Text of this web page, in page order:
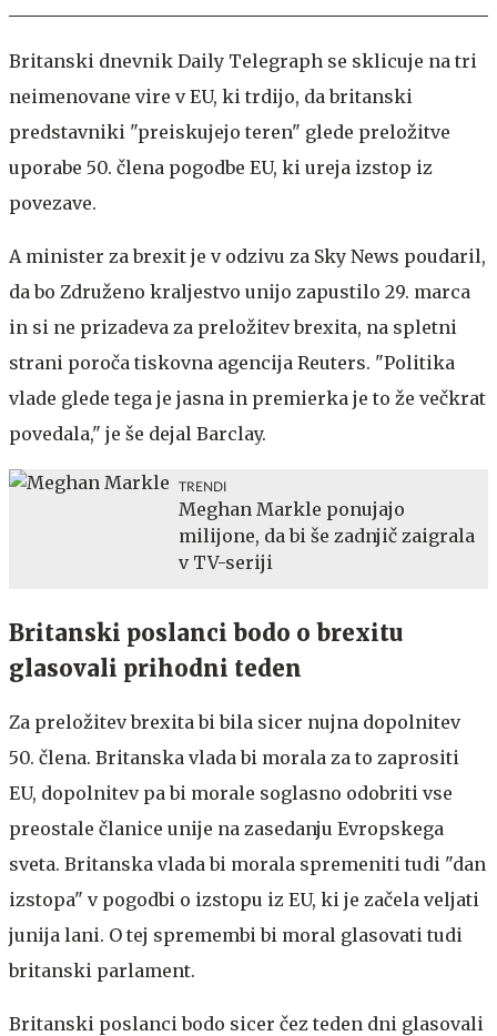
Britanski dnevnik Daily Telegraph se sklicuje na tri
neimenovane vire v EU, ki trdijo, da britanski
predstavniki "preiskujejo teren" glede preložitve
uporabe 50. člena pogodbe EU, ki ureja izstop iz
povezave.
A minister za brexit je v odzivu za Sky News poudaril,
da bo Združeno kraljestvo unijo zapustilo 29. marca
in si ne prizadeva za preložitev brexita, na spletni
strani poroča tiskovna agencija Reuters. "Politika
vlade glede tega je jasna in premierka je to že večkrat
povedala," je še dejal Barclay.
TRENDI
Meghan Markle ponujajo
milijone, da bi še zadnjič zaigrala
v TV-seriji
Britanski poslanci bodo o brexitu
glasovali prihodni teden
Za preložitev brexita bi bila sicer nujna dopolnitev
50. člena. Britanska vlada bi morala za to zaprositi
EU, dopolnitev pa bi morale soglasno odobriti vse
preostale članice unije na zasedanju Evropskega
sveta. Britanska vlada bi morala spremeniti tudi "dan
izstopa" v pogodbi o izstopu iz EU, ki je začela veljati
junija lani. O tej spremembi bi moral glasovati tudi
britanski parlament.
Britanski poslanci bodo sicer čez teden dni glasovali